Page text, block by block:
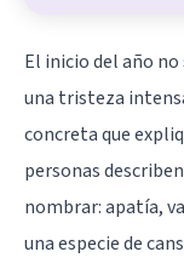
El inicio del año
una tristeza
concreta que
personas
nombrar: apatía,
una especie de